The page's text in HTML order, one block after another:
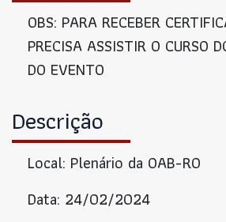
OBS: PARA RECEBER
PRECISA ASSISTIR O CURSO
DO EVENTO
Descrição
Local: Plenário da OAB-RO
Data: 24/02/2024